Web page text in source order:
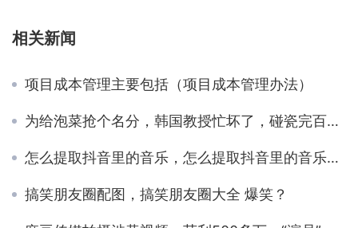
相关新闻
项目成本管理主要包括（项目成本管理办法）
为给泡菜抢个名分，韩国教授忙坏了，碰瓷完百度，又找谷歌讨公道
怎么提取抖音里的音乐，怎么提取抖音里的音乐到本地？
搞笑朋友圈配图，搞笑朋友圈大全 爆笑？